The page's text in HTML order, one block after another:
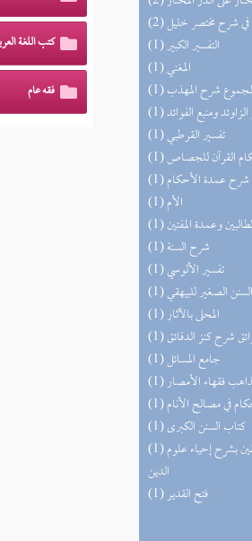
في شرح مختصر خليل
(1) التفسير الكبير
(1) المغني
المجموع شرح المهذب
الزاوئد ومنبع الفوائد
(1) تفسير القرطبي
القرآن للجصاص
شرح عمدة الأحكام
(1) الأم
وعمدة المفتين
(1) شرح السنة
(1) تفسير الألوسي
(1) السنن الصغير للبيهقي
(1) المحلى بالآثار
شرح كنز الدقائق
(1) جامع المسائل
فقهاء الأمصار
في مصالح الأنام
(1) كتاب السنن الكبرى
(1) إتحاف السادة المتقين بشرح إحياء علوم
الدين
(1) فتح القدير
كتب اللغة
فقه عام